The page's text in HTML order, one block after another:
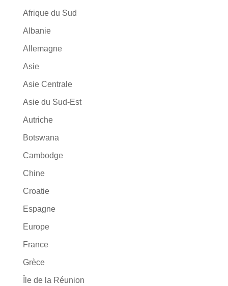
Afrique du Sud
Albanie
Allemagne
Asie
Asie Centrale
Asie du Sud-Est
Autriche
Botswana
Cambodge
Chine
Croatie
Espagne
Europe
France
Grèce
Île de la Réunion